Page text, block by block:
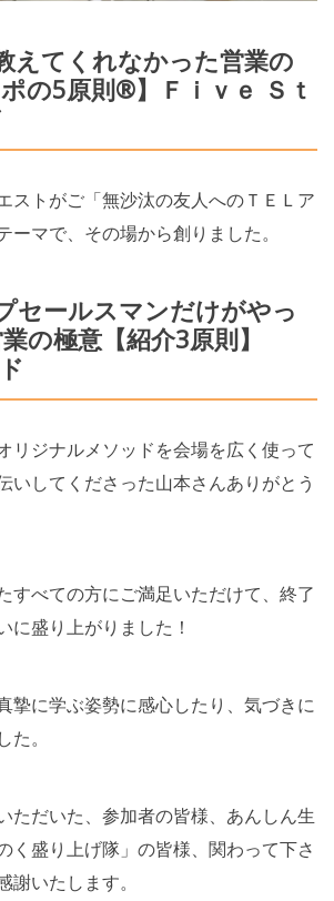
えてくれなかった営業の
の5原則®】Ｆｉｖｅ Ｓｔ
ストがご「無沙汰の友人へのＴＥＬア
ーマで、その場から創りました。
セールスマンだけがやっ
の極意【紹介3原則】
リジナルメソッドを会場を広く使って
いしてくださった山本さんありがとう
すべての方にご満足いただけて、終了
に盛り上がりました！
摯に学ぶ姿勢に感心したり、気づきに
た。
ただいた、参加者の皆様、あんしん生
く盛り上げ隊」の皆様、関わって下さ
謝いたします。